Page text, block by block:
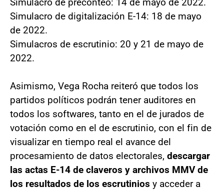
Simulacro de digitalización E-14: 18 de mayo
de 2022.
Simulacros de escrutinio: 20 y 21 de mayo de
2022.
Asimismo, Vega Rocha reiteró que todos los
partidos políticos podrán tener auditores en
todos los softwares, tanto en el de jurados de
votación como en el de escrutinio, con el fin de
visualizar en tiempo real el avance del
procesamiento de datos electorales, descargar
las actas E-14 de claveros y archivos MMV de
los resultados de los escrutinios y acceder a